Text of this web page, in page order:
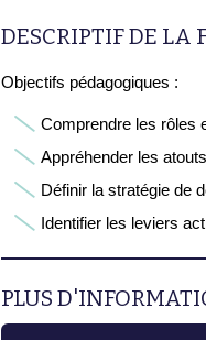
DESCRIPTIF DE LA
Objectifs pédagogiques :
Comprendre les rôles
Appréhender les
Définir la stratégie de
Identifier les leviers
PLUS